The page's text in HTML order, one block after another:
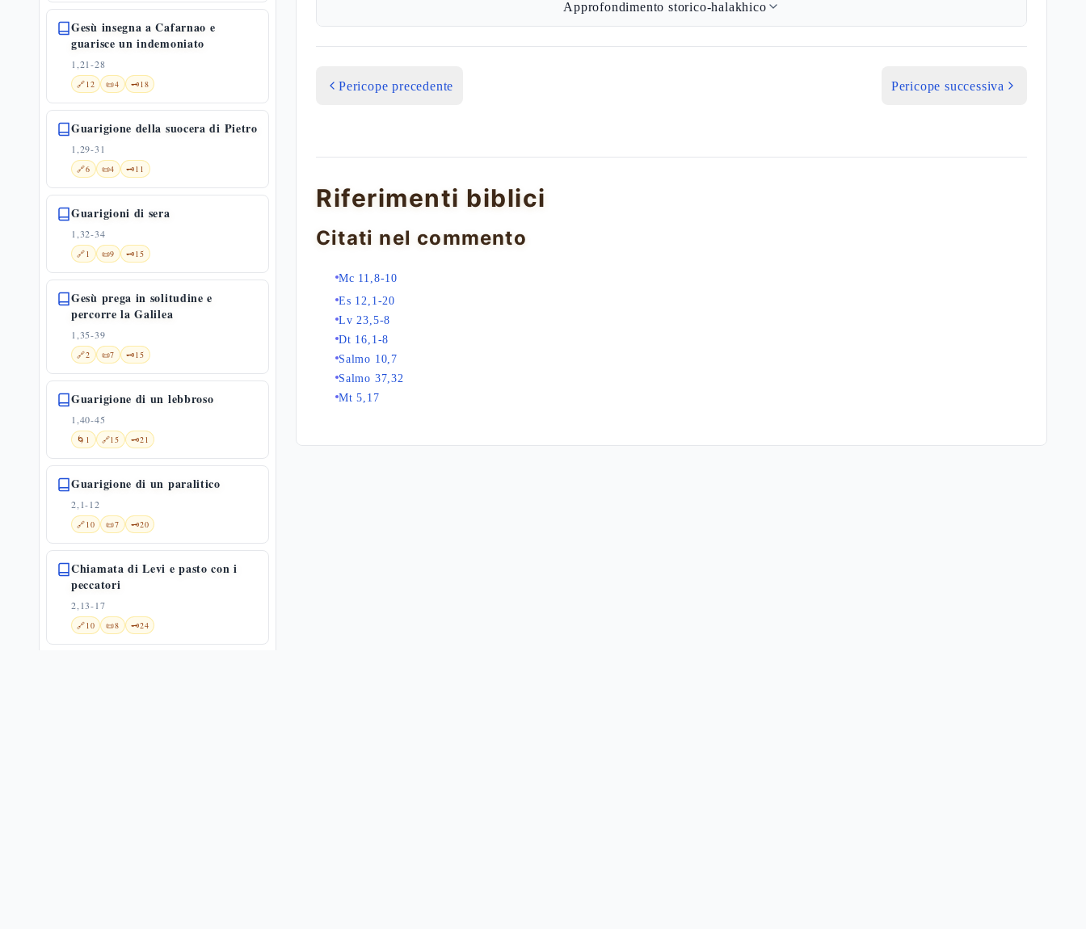
Gesù insegna a Cafarnao e
guarisce un indemoniato
1,21-28
🔗12 📜4 🗝️18
Guarigione della suocera di Pietro
1,29-31
🔗6 📜4 🗝️11
Guarigioni di sera
1,32-34
🔗1 📜9 🗝️15
Gesù prega in solitudine e
percorre la Galilea
1,35-39
🔗2 📜7 🗝️15
Guarigione di un lebbroso
1,40-45
🌀 1 🔗15 🗝️21
Guarigione di un paralitico
2,1-12
🔗10 📜7 🗝️20
Chiamata di Levi e pasto con i
peccatori
2,13-17
🔗10 📜8 🗝️24
Approfondimento storico-halakhico
Pericope precedente Pericope successiva
Riferimenti biblici
Citati nel commento
Mc 11,8-10
Es 12,1-20
Lv 23,5-8
Dt 16,1-8
Salmo 10,7
Salmo 37,32
Mt 5,17